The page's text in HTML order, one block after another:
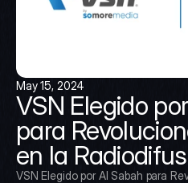
May 15, 2024
VSN Elegido
para
en la
VSN Elegido por Al Sabah para